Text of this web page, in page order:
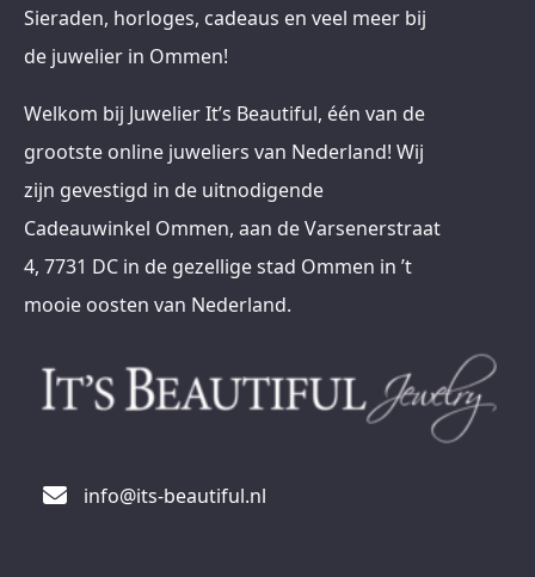
Sieraden, horloges, cadeaus en veel meer bij
de juwelier in Ommen!
Welkom bij Juwelier It’s Beautiful, één van de
grootste online juweliers van Nederland! Wij
zijn gevestigd in de uitnodigende
Cadeauwinkel Ommen, aan de Varsenerstraat
4, 7731 DC in de gezellige stad Ommen in ’t
mooie oosten van Nederland.
info@its-beautiful.nl